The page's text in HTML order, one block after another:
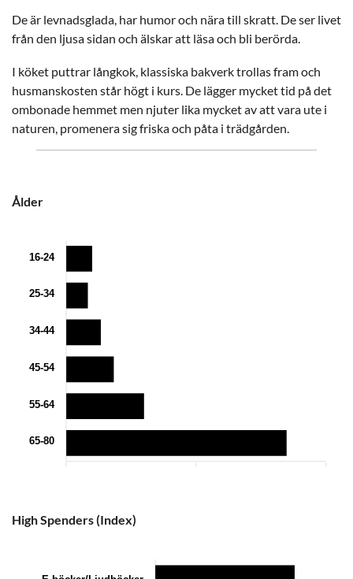
De är levnadsglada, har humor och nära till skratt. De ser livet
från den ljusa sidan och älskar att läsa och bli berörda.
I köket puttrar långkok, klassiska bakverk trollas fram och
husmanskosten står högt i kurs. De lägger mycket tid på det
ombonade hemmet men njuter lika mycket av att vara ute i
naturen, promenera sig friska och påta i trädgården.
Ålder
16-24
25-34
34-44
45-54
55-64
65-80
High Spenders (Index)